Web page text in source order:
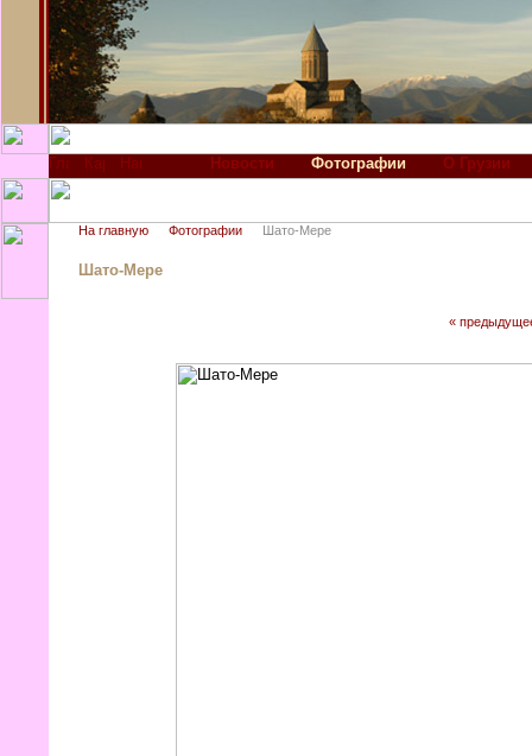
Новости Фотографии О Грузии
На главную Фотографии Шато-Мере
Шато-Мере
«